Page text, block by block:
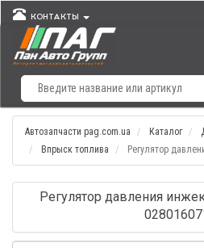
КОНТАКТЫ
Автозапчасти pag.com.ua Каталог
Впрыск топлива
Регулятор
Регулятор давления